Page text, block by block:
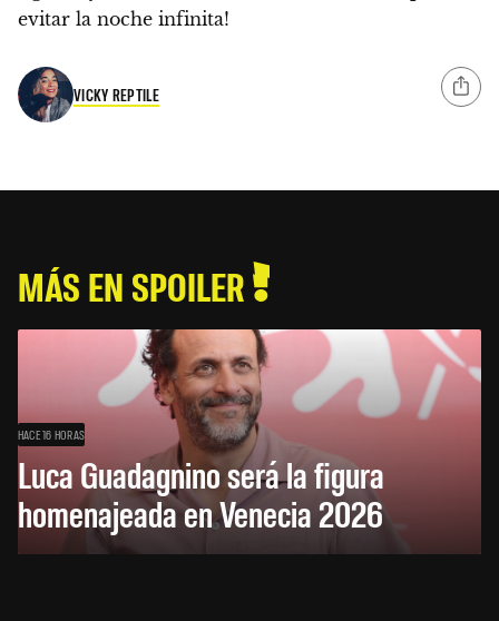
evitar la noche infinita!
VICKY REPTILE
MÁS EN SPOILER
HACE 16 HORAS
Luca Guadagnino será la figura
homenajeada en Venecia 2026